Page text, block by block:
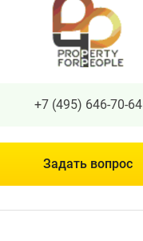
+7 (495) 646-70-64
Задать вопрос